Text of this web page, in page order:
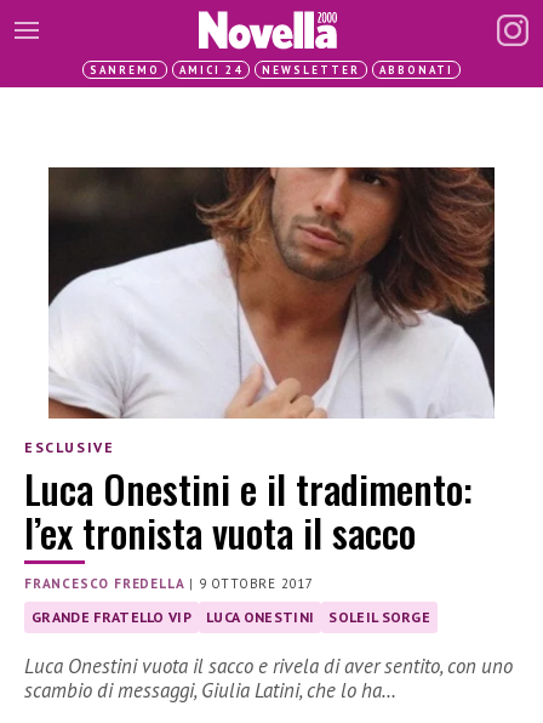
SANREMO AMICI 24 NEWSLETTER ABBONATI
ESCLUSIVE
Luca Onestini e il tradimento:
l’ex tronista vuota il sacco
FRANCESCO FREDELLA | 9 OTTOBRE 2017
GRANDE FRATELLO VIP LUCA ONESTINI SOLEIL SORGE
Luca Onestini vuota il sacco e rivela di aver sentito, con uno
scambio di messaggi, Giulia Latini, che lo ha…